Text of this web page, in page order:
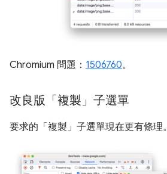
Chromium 問題： 1506760。
改良版「複製」子選單
要求的「複製」 子選單現在更有條理。